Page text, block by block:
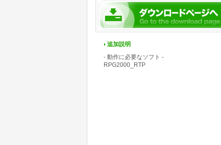
追加説明
- 動作に必要なソフト -
RPG2000_RTP